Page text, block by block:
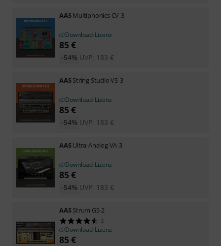
AASMultiphonics CV-3
Download-Lizenz
85€
UVP: 183 €
-54%
AASString Studio VS-3
Download-Lizenz
85€
UVP: 183 €
-54%
AASUltra-Analog VA-3
Download-Lizenz
85€
UVP: 183 €
-54%
AASStrum GS-2
2
Download-Lizenz
85€